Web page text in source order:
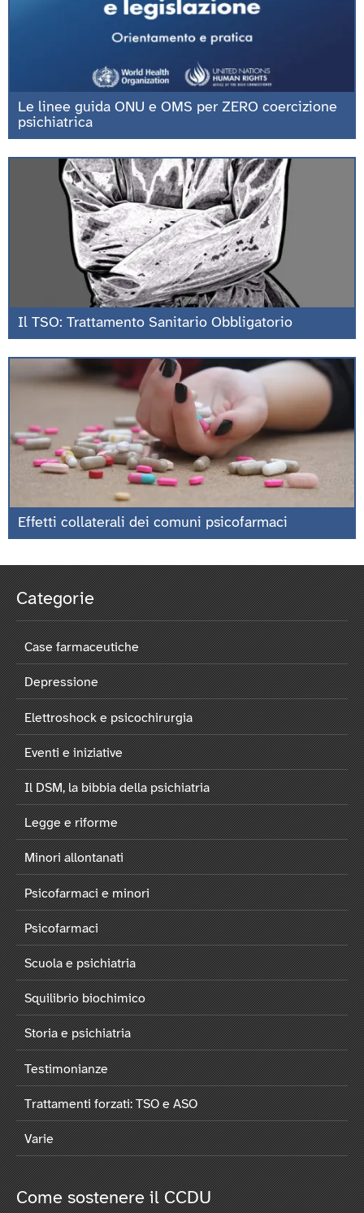
Le linee guida ONU e OMS per ZERO coercizione
psichiatrica
Il TSO: Trattamento Sanitario Obbligatorio
Effetti collaterali dei comuni psicofarmaci
Categorie
Case farmaceutiche
Depressione
Elettroshock e psicochirurgia
Eventi e iniziative
Il DSM, la bibbia della psichiatria
Legge e riforme
Minori allontanati
Psicofarmaci e minori
Psicofarmaci
Scuola e psichiatria
Squilibrio biochimico
Storia e psichiatria
Testimonianze
Trattamenti forzati: TSO e ASO
Varie
Come sostenere il CCDU